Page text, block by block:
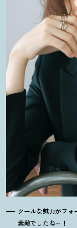
クールな魅力がフ
素敵でしたね～ ！